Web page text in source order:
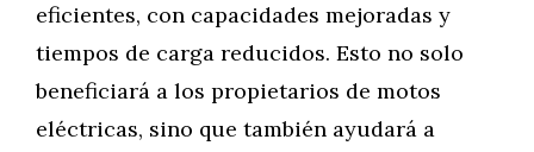
eficientes, con capacidades mejoradas y
tiempos de carga reducidos. Esto no solo
beneficiará a los propietarios de motos
eléctricas, sino que también ayudará a